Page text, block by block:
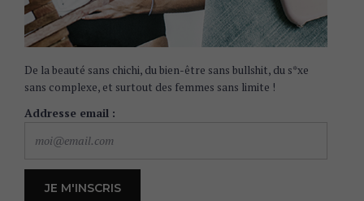
De la beauté sans chichi, du bien-être sans bullshit, du s*xe
sans complexe, et surtout des femmes sans limite !
Addresse email :